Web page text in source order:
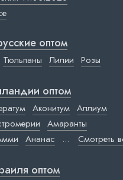
оптом
Тюльпаны Лилии Розы
оптом
Аконитум Аллиум
Амаранты
Ананас ... Смотреть
оптом